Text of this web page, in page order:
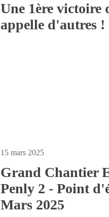
Une 1ère victoire
appelle d'autres !
15 mars 2025
Grand Chantier
Penly 2 - Point
Mars 2025